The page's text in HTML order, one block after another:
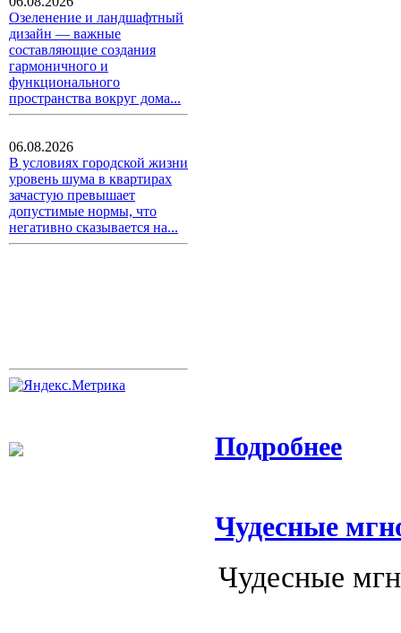
Озеленение и ландшафтный
дизайн — важные
составляющие создания
гармоничного и
функционального
пространства вокруг дома...
06.08.2026
В условиях городской жизни
уровень шума в квартирах
зачастую превышает
допустимые нормы, что
негативно сказывается на...
Подробнее
Чудесные
Чудесные